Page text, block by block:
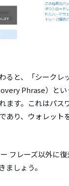
ると、「シークレ
Phrase）と
ます。これはパス
あり、ウォレット
フレーズ以外に
ましょう。